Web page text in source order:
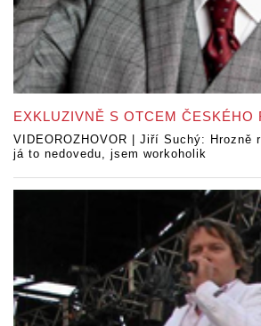
EXKLUZIVNĚ S OTCEM ČESKÉHO
VIDEOROZHOVOR | Jiří Suchý: Hrozně
já to nedovedu, jsem workoholik